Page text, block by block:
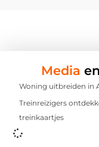
Media
Woning uitbreiden in
Treinreizigers
treinkaartjes